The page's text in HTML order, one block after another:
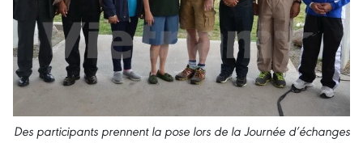
Des participants prennent la pose lors de la Journée d’échanges